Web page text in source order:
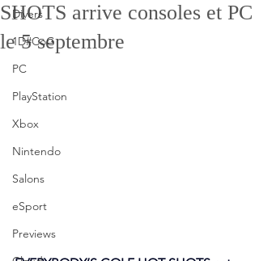
Divers
1D#CoG
PC
PlayStation
Xbox
Nintendo
Salons
eSport
Previews
SHOTS arrive consoles et PC
le 5 septembre